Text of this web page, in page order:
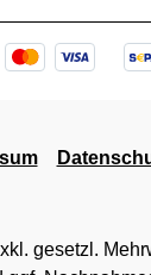
gesetzl.